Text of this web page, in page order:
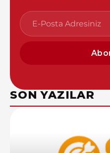
SON YAZILAR